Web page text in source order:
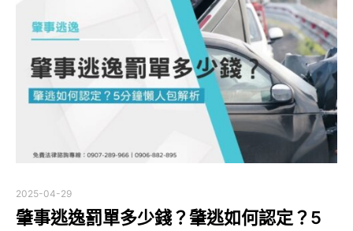
2025-04-29
肇事逃逸罰單多少錢？肇逃如何認定？5